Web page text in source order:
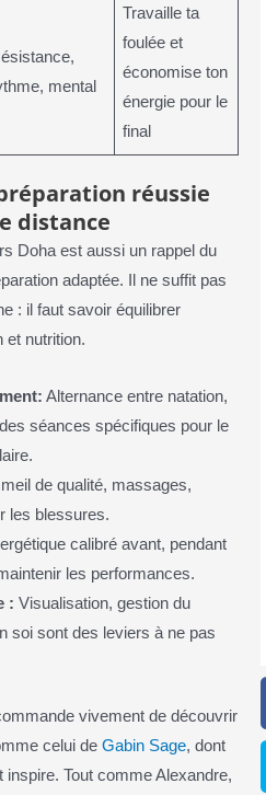
mental
Travaille ta
foulée et
économise ton
énergie pour le
final
réussie
distance
Doha est aussi un rappel du
adaptée. Il ne suffit pas
: il faut savoir équilibrer
et nutrition.
Alternance entre natation,
séances spécifiques pour le
de qualité, massages,
les blessures.
calibré avant, pendant
les performances.
: Visualisation, gestion du
soi sont des leviers à ne pas
vivement de découvrir
celui de Gabin Sage, dont
inspire. Tout comme Alexandre,